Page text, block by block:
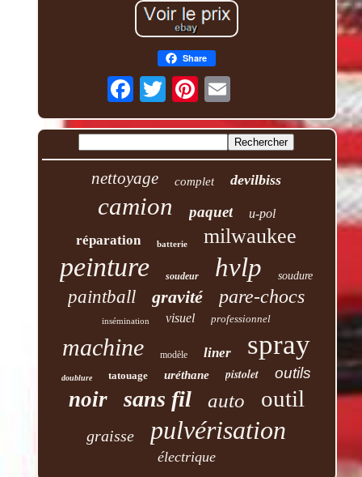
Share
nettoyage complet devilbiss
camion paquet u-pol
réparation batterie milwaukee
peinture soudeur hvlp soudure
paintball gravité pare-chocs
insémination visuel professionnel
machine modèle liner spray
doublure tatouage uréthane pistolet outils
noir sans fil auto outil
graisse pulvérisation
électrique